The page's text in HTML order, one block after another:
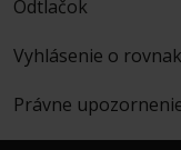
Odtlačok
Vyhlásenie o
Právne